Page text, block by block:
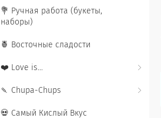
💐 Ручная работа (букеты,
наборы)
🍍 Восточные сладости
❤️ Love is...
🍡 Chupa-Chups
💀 Самый Кислый Вкус